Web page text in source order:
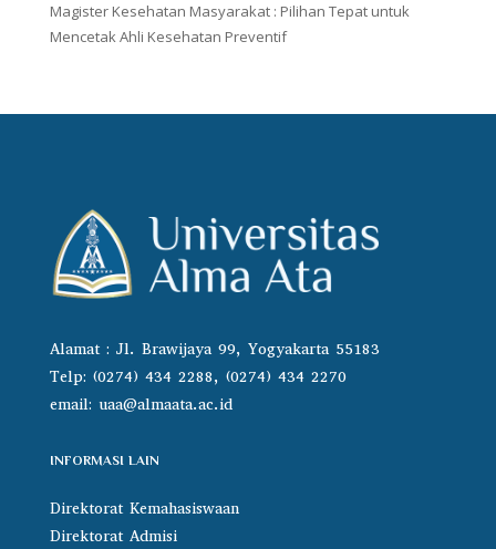
Magister Kesehatan Masyarakat : Pilihan Tepat untuk
Mencetak Ahli Kesehatan Preventif
Alamat : Jl. Brawijaya 99, Yogyakarta 55183
Telp: (0274) 434 2288, (0274) 434 2270
email: uaa@almaata.ac.id
INFORMASI LAIN
Direktorat Kemahasiswaan
Direktorat Admisi